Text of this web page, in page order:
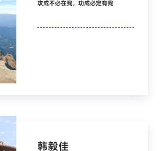
攻成不必在我，功成必定有我
韩毅佳